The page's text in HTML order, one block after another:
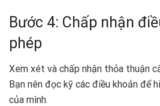
Bước 4: Chấp nhận
phép
Xem xét và chấp nhận thỏa thuận
Bạn nên đọc kỹ các điều khoản để
của mình.